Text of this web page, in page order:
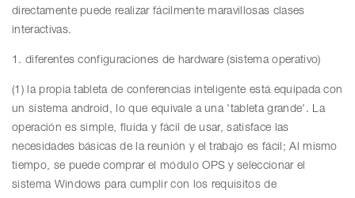
directamente puede realizar fácilmente maravillosas clases
interactivas.
1. diferentes configuraciones de hardware (sistema operativo)
(1) la propia tableta de conferencias inteligente está equipada con
un sistema android, lo que equivale a una 'tableta grande'. La
operación es simple, fluida y fácil de usar, satisface las
necesidades básicas de la reunión y el trabajo es fácil; Al mismo
tiempo, se puede comprar el módulo OPS y seleccionar el
sistema Windows para cumplir con los requisitos de